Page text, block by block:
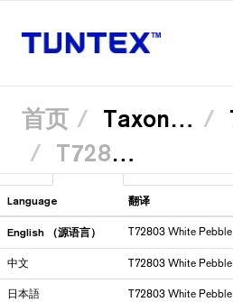
到
主
要
内
容
首页 Taxonomy
T72803 White Pebble
Primary
tabs
签）
Language 翻译
English （源语言） T72803 White Pebble
中文 T72803 White Pebble
日本語 T72803 White Pebble